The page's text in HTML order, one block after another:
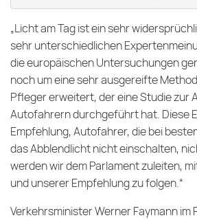
„Licht am Tag ist ein sehr
sehr unterschiedlichen
die europäischen Untersuchungen
noch um eine sehr ausgereifte
Pfleger erweitert, der eine Studie zur
Autofahrern durchgeführt hat. Diese
Empfehlung, Autofahrer, die bei
das Abblendlicht nicht einschalten,
werden wir dem Parlament zuleiten,
und unserer Empfehlung zu folgen.“
Verkehrsminister Werner Faymann im